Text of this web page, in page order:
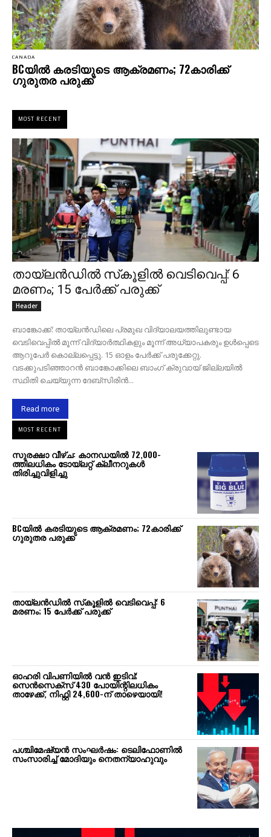
CANADA
BCയില്‍ കരടിയുടെ ആക്രമണം; 72കാരിക്ക്
ഗുരുതര പരുക്ക്
MOST RECENT
തായ്‌ലന്‍ഡില്‍ സ്‌കൂളില്‍ വെടിവെപ്പ്: 6
മരണം; 15 പേര്‍ക്ക് പരുക്ക്
Header
ബാങ്കോക്ക്: തായ്ലന്‍ഡിലെ പ്രമുഖ വിദ്യാലയത്തിലുണ്ടായ
വെടിവെപ്പില്‍ മൂന്ന് വിദ്യാര്‍ത്ഥികളും മൂന്ന് അധ്യാപകരും ഉള്‍പ്പെടെ
ആറുപേര്‍ കൊല്ലപ്പെട്ടു. 15 ഓളം പേര്‍ക്ക് പരുക്കേറ്റു.
വടക്കുപടിഞ്ഞാറന്‍ ബാങ്കോക്കിലെ ബാംഗ് ക്രുവായ് ജില്ലയില്‍
സ്ഥിതി ചെയ്യുന്ന ദേബ്സിരിന്‍...
Read more
MOST RECENT
സുരക്ഷാ വീഴ്ച: കാനഡയില്‍ 72,000-
ത്തിലധികം ടോയ്ലറ്റ് ക്ലീനറുകള്‍
തിരിച്ചുവിളിച്ചു
BCയില്‍ കരടിയുടെ ആക്രമണം; 72കാരിക്ക്
ഗുരുതര പരുക്ക്
തായ്‌ലന്‍ഡില്‍ സ്‌കൂളില്‍ വെടിവെപ്പ്: 6
മരണം; 15 പേര്‍ക്ക് പരുക്ക്
ഓഹരി വിപണിയില്‍ വന്‍ ഇടിവ്;
സെന്‍സെക്‌സ് 430 പോയിന്റിലധികം
താഴേക്ക്, നിഫ്റ്റി 24,600-ന് താഴെയായി!
പശ്ചിമേഷ്യന്‍ സംഘര്‍ഷം: ടെലിഫോണില്‍
സംസാരിച്ച് മോദിയും നെതന്യാഹുവും